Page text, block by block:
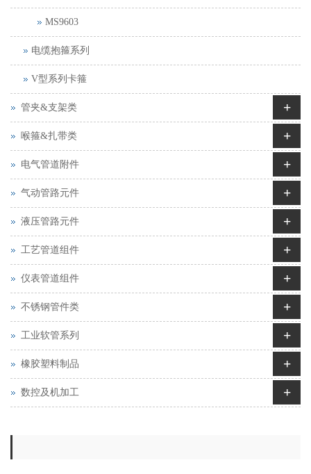
MS9603
电缆抱箍系列
V型系列卡箍
管夹&支架类 +
喉箍&扎带类 +
电气管道附件 +
气动管路元件 +
液压管路元件 +
工艺管道组件 +
仪表管道组件 +
不锈钢管件类 +
工业软管系列 +
橡胶塑料制品 +
数控及机加工 +